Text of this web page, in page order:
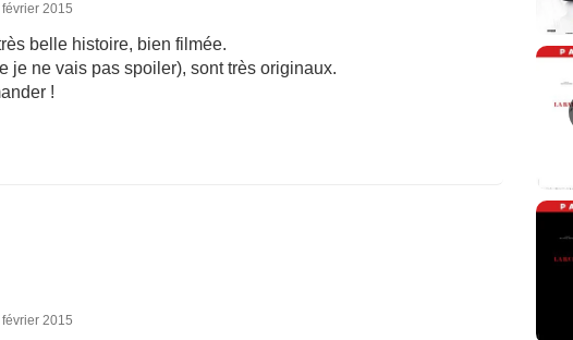
2015
belle histoire, bien filmée.
je ne vais pas spoiler), sont très originaux.
!
2015